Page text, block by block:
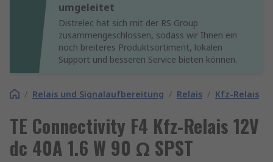
umgeleitet
Distrelec hat sich mit der RS Group
zusammengeschlossen, sodass wir Ihnen ein
noch breiteres Produktsortiment, lokalen
Support und besseren Service bieten können.
/ Relais und Signalaufbereitung / Relais / Kfz-Relais
TE Connectivity F4 Kfz-Relais 12V
dc 40A 1.6 W 90 Ω SPST